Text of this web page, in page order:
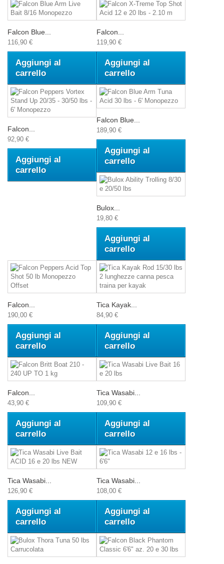
Falcon Blue...
116,90 €
Aggiungi al
carrello
Falcon...
119,90 €
Aggiungi al
carrello
Falcon...
92,90 €
Aggiungi al
carrello
Falcon Blue...
189,90 €
Aggiungi al
carrello
Bulox...
19,80 €
Aggiungi al
carrello
Falcon...
190,00 €
Aggiungi al
carrello
Tica Kayak...
84,90 €
Aggiungi al
carrello
Falcon...
43,90 €
Aggiungi al
carrello
Tica Wasabi...
109,90 €
Aggiungi al
carrello
Tica Wasabi...
126,90 €
Aggiungi al
carrello
Tica Wasabi...
108,00 €
Aggiungi al
carrello